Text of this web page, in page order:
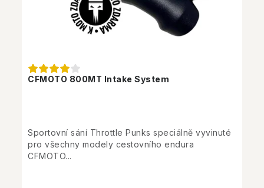
CFMOTO 800MT Intake System
Sportovní sání Throttle Punks speciálně vyvinuté
pro všechny modely cestovního endura
CFMOTO...